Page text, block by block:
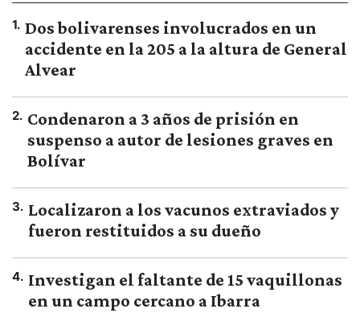
1. Dos bolivarenses involucrados en un
accidente en la 205 a la altura de General
Alvear
2. Condenaron a 3 años de prisión en
suspenso a autor de lesiones graves en
Bolívar
3. Localizaron a los vacunos extraviados y
fueron restituidos a su dueño
4. Investigan el faltante de 15 vaquillonas
en un campo cercano a Ibarra